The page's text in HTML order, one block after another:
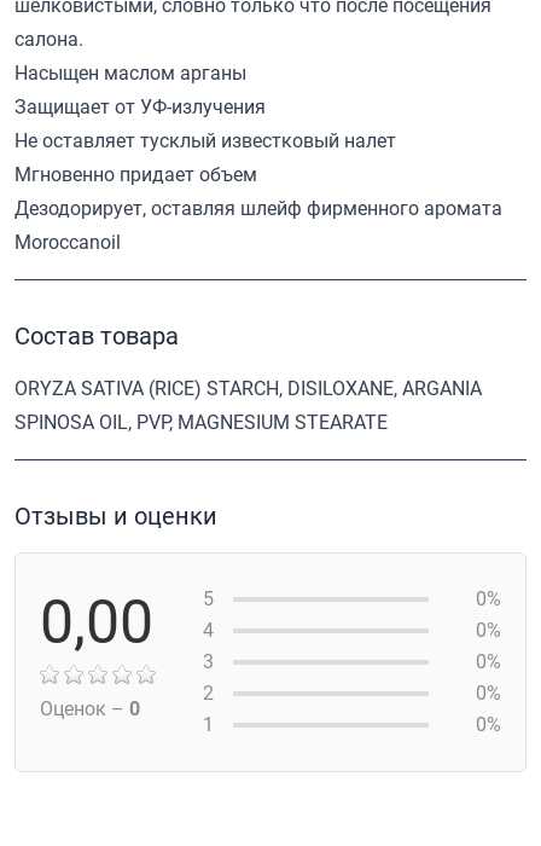
шелковистыми, словно только что после посещения
салона.
Насыщен маслом арганы
Защищает от УФ-излучения
Не оставляет тусклый известковый налет
Мгновенно придает объем
Дезодорирует, оставляя шлейф фирменного аромата
Moroccanoil
Состав товара
ORYZA SATIVA (RICE) STARCH, DISILOXANE, ARGANIA
SPINOSA OIL, PVP, MAGNESIUM STEARATE
Отзывы и оценки
0,00
Оценок – 0
5
0%
4
0%
3
0%
2
0%
1
0%